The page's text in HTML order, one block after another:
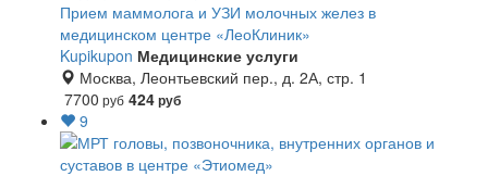
Прием маммолога и УЗИ молочных желез в
медицинском центре «ЛеоКлиник»
Kupikupon Медицинские услуги
Москва, Леонтьевский пер., д. 2А, стр. 1
7700 руб 424руб
9